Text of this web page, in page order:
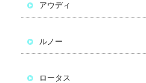
アウディ
ルノー
ロータス